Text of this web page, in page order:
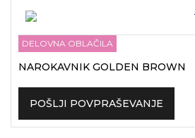
DELOVNA OBLAČILA
NAROKAVNIK GOLDEN BROWN
POŠLJI POVPRAŠEVANJE